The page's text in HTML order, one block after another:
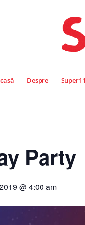
Despre Super11
Party
@ 4:00 am